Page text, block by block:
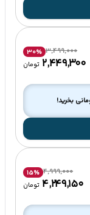
3,499,000
30%
۲٬۴۴۹٬۳۰۰ تومان
بخرید!
4,999,000
15%
۴٬۲۴۹٬۱۵۰ تومان